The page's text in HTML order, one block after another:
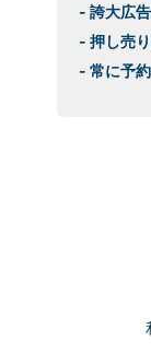
- 誇大広
- 押し売
- 常に予